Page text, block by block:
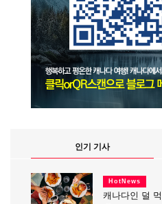
인기 기사
HotNews
캐나다인 덜